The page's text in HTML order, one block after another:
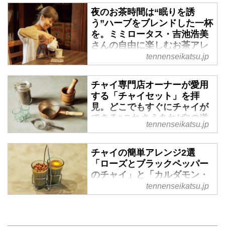
名門紅茶店で修行を重ね、チャイ
専門店を営む「ミミロータス」の
吉池浩美さんにお茶時間の楽しみ
方をお聞きしました。（『天然生
活』2025年7月号掲載）
夜のお茶時間は“眠りを誘
う”ハーブをブレンドした一杯
を。ミミロータス・吉池浩美
さんの自由に楽しむお茶アレ
ンジ - 天然生活web
専門店を営む「ミミロータス」の
吉池浩美さんにお茶時間の自由な
楽しみ方をお聞きしました。
（『天然生活』2025年7月号掲
tennenseikatsu.jp
チャイ専門店オーナーが愛用
する「チャイセット」を拝
見。どこでもすぐにチャイが
できる“これさえあれば”の道
具たち／ミミロータス・吉池
名門紅茶店で修行を重ね、チャイ
専門店を営む「ミミロータス」の
吉池浩美さんにお茶時間が楽しみ
になる愛用道具をお聞きしまし
tennenseikatsu.jp
チャイの簡単アレンジ2選
「ローズとブラックペッパー
のチャイ」と「カルダモン・
レモンチャイ」のつくり方。
自由な発想で楽しむ一杯／ミ
tennenseikatsu.jp